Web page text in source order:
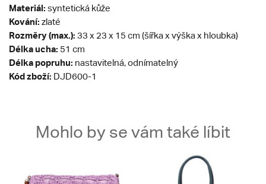
Materiál: syntetická kůže
Kování: zlaté
Rozměry (max.): 33 x 23 x 15 cm (šířka x výška x hloubka)
Délka ucha: 51 cm
Délka popruhu: nastavitelná, odnímatelný
Kód zboží: DJD600-1
Mohlo by se vám také líbit